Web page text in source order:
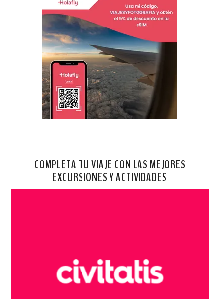
COMPLETA TU VIAJE CON LAS MEJORES
EXCURSIONES Y ACTIVIDADES